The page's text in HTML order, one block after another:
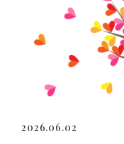
2026.06.02